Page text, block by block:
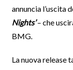
annuncia l’uscita
Nights’– che
BMG.
La nuova release